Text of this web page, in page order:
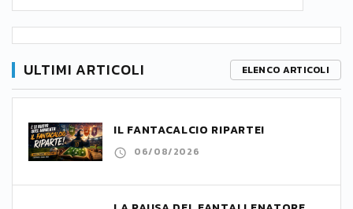
ULTIMI ARTICOLI ELENCO ARTICOLI
IL FANTACALCIO RIPARTE!
06/08/2026